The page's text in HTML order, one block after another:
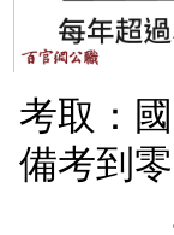
考取：
備考到